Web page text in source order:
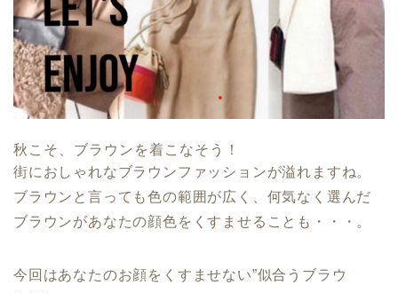
秋こそ、ブラウンを着こなそう！
街におしゃれなブラウンファッションが溢れますね。
ブラウンと言っても色の範囲が広く、何気なく選んだ
ブラウンがあなたの顔色をくすませることも・・・。
今回はあなたのお顔をくすませない”似合うブラウ